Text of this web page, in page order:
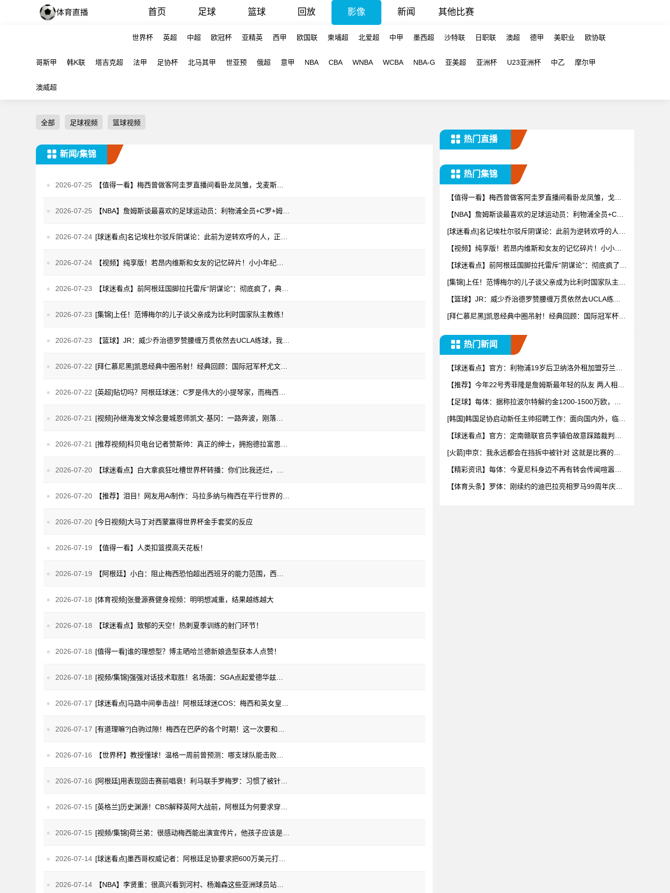
首页 足球 篮球 回放 影像 新闻 其他比赛
世界杯 英超 中超 欧冠杯 亚精英 西甲 欧国联 柬埔超 北爱超 中甲 墨西超 沙特联 日职联 澳超 德甲 美职业 欧协联
哥斯甲 韩K联 塔吉克超 法甲 足协杯 北马其甲 世亚预 俄超 意甲 NBA CBA WNBA WCBA NBA-G 亚美超 亚洲杯 U23亚洲杯 中乙 摩尔甲
澳威超
全部 足球视频 篮球视频
新闻/集锦
2026-07-25
2026-07-25
2026-07-24
2026-07-24
2026-07-23
2026-07-23 [集锦]上任！范博梅尔的儿子谈父亲成为比利时国家队主教练！
2026-07-23
2026-07-22
2026-07-22
2026-07-21
2026-07-21
2026-07-20
2026-07-20
2026-07-20 [今日视频]大马丁对西蒙赢得世界杯金手套奖的反应
2026-07-19 【值得一看】人类扣篮摸高天花板！
2026-07-19
2026-07-18 [体育视频]张曼源赛健身视频：明明想减重，结果越练越大
2026-07-18 【球迷看点】致郁的天空！热刺夏季训练的射门环节！
2026-07-18 [值得一看]谁的理想型？博主晒哈兰德新娘造型获本人点赞！
2026-07-18
2026-07-17
2026-07-17
2026-07-16
2026-07-16
2026-07-15
2026-07-15
2026-07-14
2026-07-14
热门直播
热门集锦
【值得一看】梅西曾做客阿圭罗直播间看卧龙凤雏，戈麦
【NBA】詹姆斯谈最喜欢的足球运动员：利物浦全员+C罗
[球迷看点]名记埃杜尔驳斥阴谋论：此前为逆转欢呼的人，
【视频】纯享版！若昂内维斯和女友的记忆碎片！小小年
【球迷看点】前阿根廷国脚拉托雷斥“阴谋论”：彻底疯了，
[集锦]上任！范博梅尔的儿子谈父亲成为比利时国家队主教
【篮球】JR：威少乔治德罗赞腰缠万贯依然去UCLA练
[拜仁慕尼黑]凯恩经典中圈吊射！经典回顾：国际冠军杯尤
热门新闻
【球迷看点】官方：利物浦19岁后卫纳洛外租加盟芬兰球
【推荐】今年22号秀菲隆是詹姆斯最年轻的队友 两人相差
【足球】每体：据称拉波尔特解约金1200-1500万欧，但
[韩国]韩国足协启动新任主帅招聘工作：面向国内外，临时
【球迷看点】官方：定南赣联官员李镇伯故意踩踏裁判，
[火箭]申京：我永远都会在挡拆中被针对 这就是比赛的一
【精彩资讯】每体：今夏尼科身边不再有转会传闻喧嚣，
【体育头条】罗体：刚续约的迪巴拉亮相罗马99周年庆